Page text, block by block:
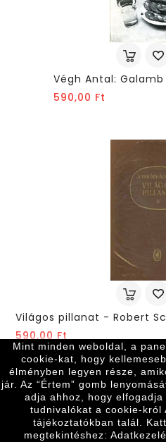
Végh Antal:
590,00 Ft
Világos pillanat - Robert
590,00 Ft
Mint minden weboldal, a
cookie-kat, hogy
élményben legyen része,
jár. Az “Értem” gomb
adja ahhoz, hogy elfogadja
tudnivalókat a cookie-król
tájékoztatókban talál.
megtekintéshez: